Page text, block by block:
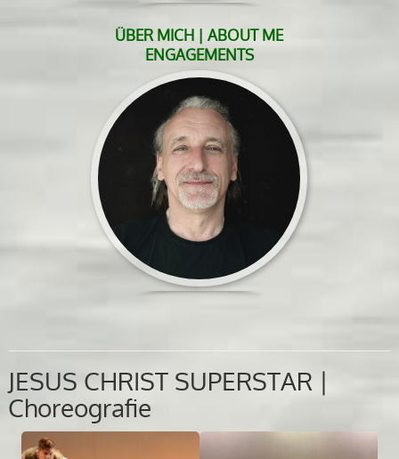
ÜBER MICH | ABOUT ME
ENGAGEMENTS
JESUS CHRIST SUPERSTAR |
Choreografie